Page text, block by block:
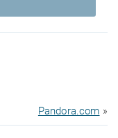
Pandora.com »